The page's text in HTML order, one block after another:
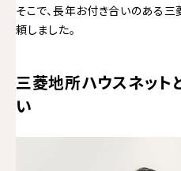
そこで、長年お付き合いのある
頼しました。
三菱地所ハウスネッ
い